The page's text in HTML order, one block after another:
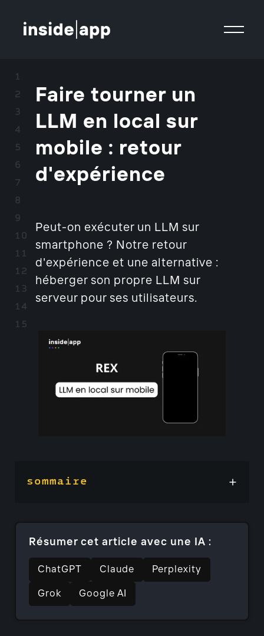
Faire tourner un
LLM en local sur
mobile : retour
d'expérience
Peut-on exécuter un LLM sur
smartphone ? Notre retour
d'expérience et une alternative :
héberger son propre LLM sur
serveur pour ses utilisateurs.
sommaire
Résumer cet article avec une IA :
ChatGPT Claude Perplexity
Grok Google AI